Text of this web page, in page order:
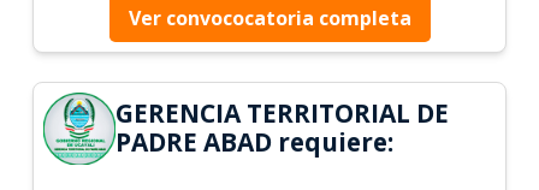
Ver convococatoria completa
GERENCIA TERRITORIAL DE
PADRE ABAD requiere: